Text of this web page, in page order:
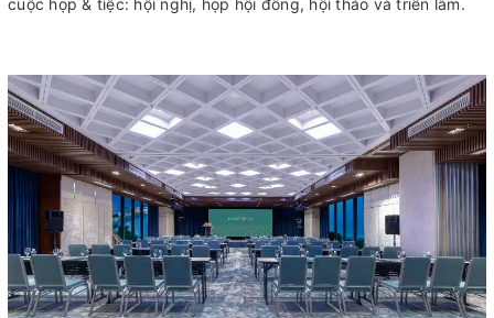
cuộc họp & tiệc: hội nghị, họp hội đồng, hội thảo và triển lãm.